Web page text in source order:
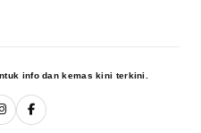
info dan kemas kini terkini.